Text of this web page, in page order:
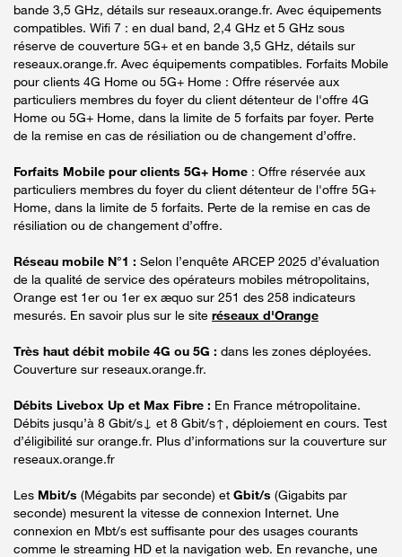
bande 3,5 GHz, détails sur reseaux.orange.fr. Avec équipements
compatibles. Wifi 7 : en dual band, 2,4 GHz et 5 GHz sous
réserve de couverture 5G+ et en bande 3,5 GHz, détails sur
reseaux.orange.fr. Avec équipements compatibles. Forfaits Mobile
pour clients 4G Home ou 5G+ Home : Offre réservée aux
particuliers membres du foyer du client détenteur de l'offre 4G
Home ou 5G+ Home, dans la limite de 5 forfaits par foyer. Perte
de la remise en cas de résiliation ou de changement d’offre.
Forfaits Mobile pour clients 5G+ Home : Offre réservée aux
particuliers membres du foyer du client détenteur de l'offre 5G+
Home, dans la limite de 5 forfaits. Perte de la remise en cas de
résiliation ou de changement d’offre.
Réseau mobile N°1 : Selon l’enquête ARCEP 2025 d’évaluation
de la qualité de service des opérateurs mobiles métropolitains,
Orange est 1er ou 1er ex æquo sur 251 des 258 indicateurs
mesurés. En savoir plus sur le site réseaux d'Orange
Très haut débit mobile 4G ou 5G : dans les zones déployées.
Couverture sur reseaux.orange.fr.
Débits Livebox Up et Max Fibre : En France métropolitaine.
Débits jusqu’à 8 Gbit/s↓ et 8 Gbit/s↑, déploiement en cours. Test
d’éligibilité sur orange.fr. Plus d’informations sur la couverture sur
reseaux.orange.fr
Les Mbit/s (Mégabits par seconde) et Gbit/s (Gigabits par
seconde) mesurent la vitesse de connexion Internet. Une
connexion en Mbt/s est suffisante pour des usages courants
comme le streaming HD et la navigation web. En revanche, une